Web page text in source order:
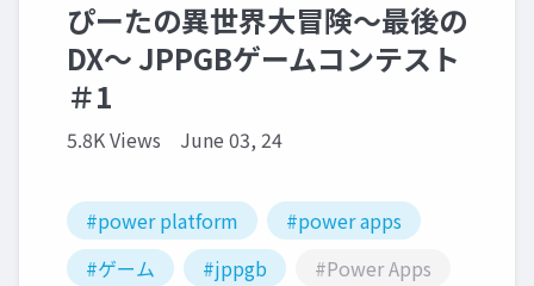
ぴーたの異世界大冒険～最後の
DX～ JPPGBゲームコンテスト
＃1
5.8K Views June 03, 24
#power platform
#power apps
#ゲーム
#jppgb
#Power Apps